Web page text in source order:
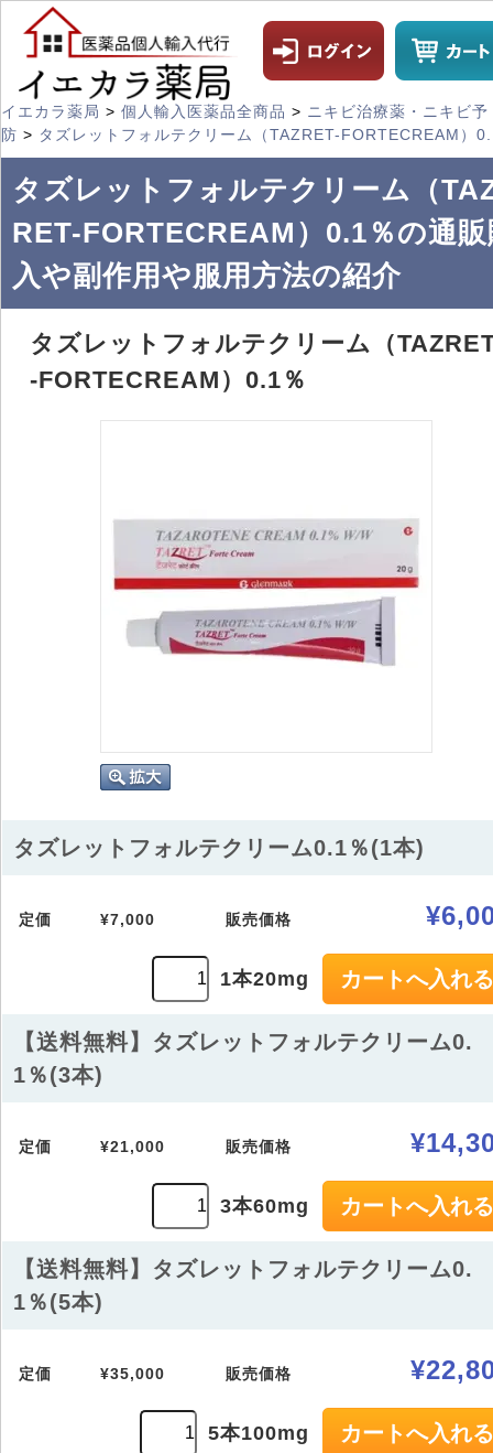
イエカラ薬局 > 個人輸入医薬品全商品 > ニキビ治療薬・ニキビ予
防 > タズレットフォルテクリーム（TAZRET-FORTECREAM）
タズレットフォルテクリーム（
RET-FORTECREAM）0.1％の通
入や副作用や服用方法の紹介
タズレットフォルテクリーム（
-FORTECREAM）0.1％
タズレットフォルテクリーム0.1％(1本)
定価 ¥7,000 販売価格
1本20mg
【送料無料】タズレットフォルテクリーム0.
1％(3本)
定価 ¥21,000 販売価格
3本60mg
【送料無料】タズレットフォルテクリーム0.
1％(5本)
定価 ¥35,000 販売価格
5本100mg